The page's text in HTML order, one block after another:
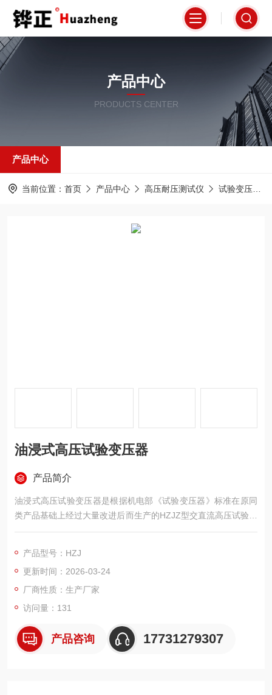
产品中心
PRODUCTS CENTER
产品中心
当前位置： 首页 产品中心 高压耐压测试仪 试验变压器
油浸式高压试验变压器
产品简介
油浸式高压试验变压器是根据机电部《试验变压器》标准在原同
类产品基础上经过大量改进后而生产的HZJZ型交直流高压试验变
压器是在HZJ系列试验变压器的基础上按照国家标准《JB∕T 9641
产品型号：HZJ
更新时间：2026-03-24
厂商性质：生产厂家
访问量：131
产品咨询 17731279307